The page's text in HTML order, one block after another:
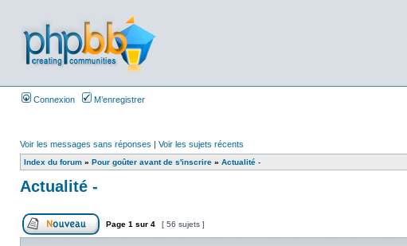
Connexion M’enregistrer
Voir les messages sans réponses | Voir les sujets récents
Index du forum » Pour goûter avant de s'inscrire » Actualité -
Actualité -
Page 1 sur 4 [ 56 sujets ]